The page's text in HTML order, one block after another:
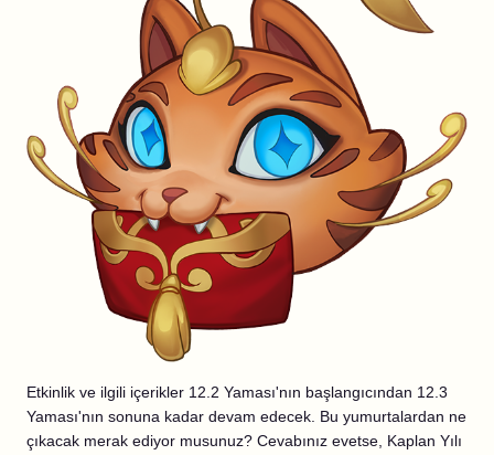
Etkinlik ve ilgili içerikler 12.2 Yaması'nın başlangıcından 12.3
Yaması'nın sonuna kadar devam edecek. Bu yumurtalardan ne
çıkacak merak ediyor musunuz? Cevabınız evetse, Kaplan Yılı